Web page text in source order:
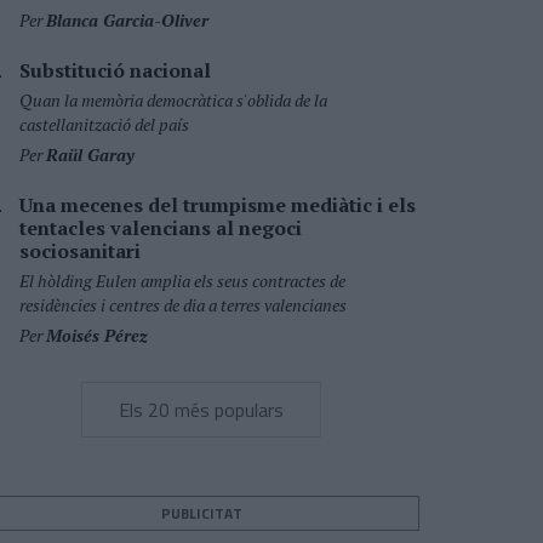
PerBlanca Garcia-Oliver
Substitució nacional
Quan la memòria democràtica s'oblida de la
castellanització del país
PerRaül Garay
Una mecenes del trumpisme mediàtic i els
tentacles valencians al negoci
sociosanitari
El hòlding Eulen amplia els seus contractes de
residències i centres de dia a terres valencianes
PerMoisés Pérez
Els 20 més populars
PUBLICITAT